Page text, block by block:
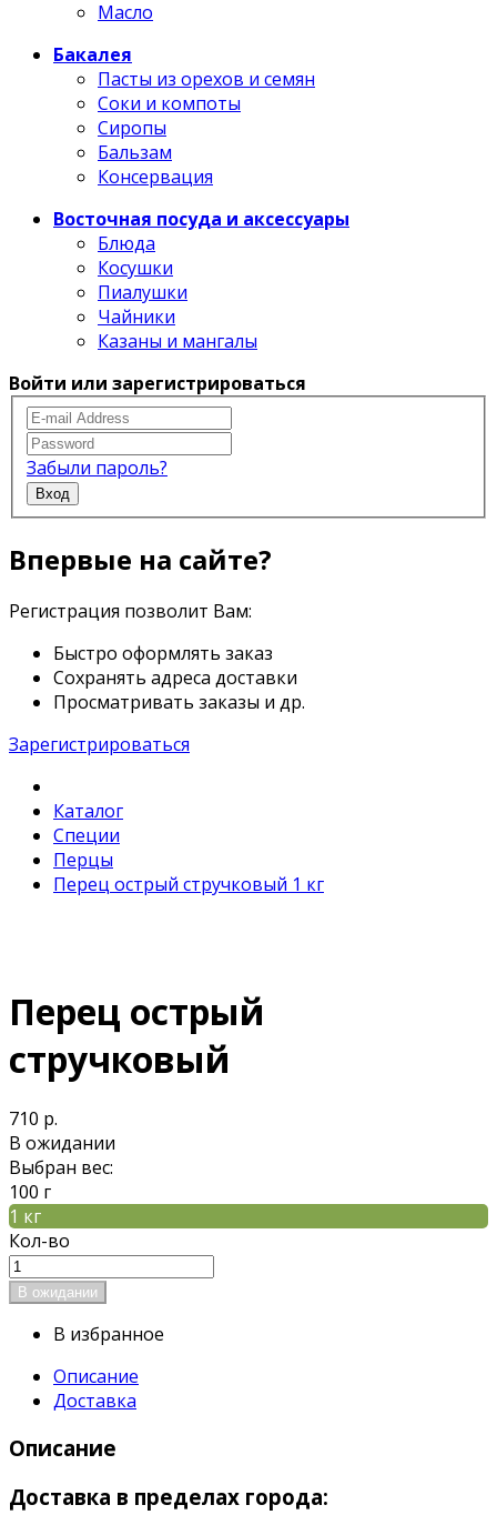
Масло
Бакалея
Пасты из орехов и семян
Соки и компоты
Сиропы
Бальзам
Консервация
Восточная посуда и аксессуары
Блюда
Косушки
Пиалушки
Чайники
Казаны и мангалы
Войти или зарегистрироваться
Забыли пароль?
Вход
Впервые на сайте?
Регистрация позволит Вам:
Быстро оформлять заказ
Сохранять адреса доставки
Просматривать заказы и др.
Зарегистрироваться
Каталог
Специи
Перцы
Перец острый стручковый 1 кг
Перец острый
стручковый
710 р.
В ожидании
Выбран вес:
100 г
1 кг
Кол-во
В избранное
Описание
Доставка
Описание
Доставка в пределах города: